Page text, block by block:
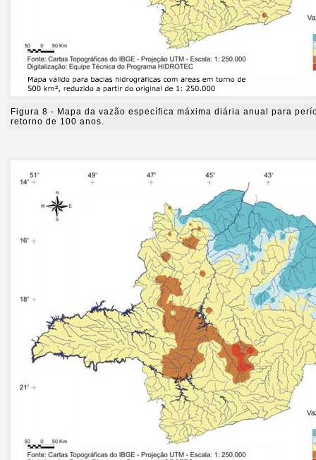
Figura 8 - Mapa da vazão específica máxima diária anual para
retorno de 100 anos.